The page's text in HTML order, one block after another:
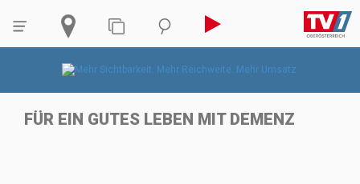
FÜR EIN GUTES LEBEN MIT DEMENZ